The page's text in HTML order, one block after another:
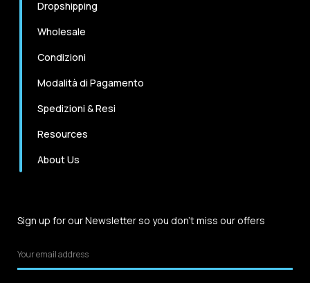
Dropshipping
Wholesale
Condizioni
Modalità di Pagamento
Spedizioni & Resi
Resources
About Us
Sign up for our Newsletter so you don't miss our offers